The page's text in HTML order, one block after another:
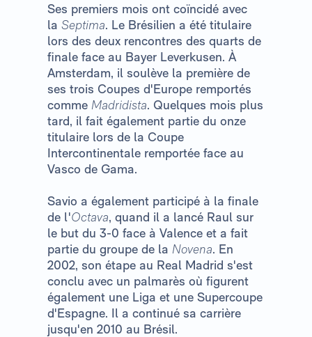
Ses premiers mois ont coïncidé avec
la Septima. Le Brésilien a été titulaire
lors des deux rencontres des quarts de
finale face au Bayer Leverkusen. À
Amsterdam, il soulève la première de
ses trois Coupes d'Europe remportés
comme Madridista. Quelques mois plus
tard, il fait également partie du onze
titulaire lors de la Coupe
Intercontinentale remportée face au
Vasco de Gama.
Savio a également participé à la finale
de l'Octava, quand il a lancé Raul sur
le but du 3-0 face à Valence et a fait
partie du groupe de la Novena. En
2002, son étape au Real Madrid s'est
conclu avec un palmarès où figurent
également une Liga et une Supercoupe
d'Espagne. Il a continué sa carrière
jusqu'en 2010 au Brésil.